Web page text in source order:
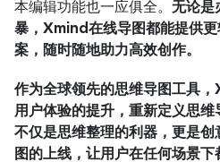
本编辑功能也一应俱全。 无论是
暴，Xmind在线导图都能提供
案，随时随地助力高效创作。
作为全球领先的思维导图工具
用户体验的提升，重新定义思
不仅是思维整理的利器，更是
图的上线，让用户在任何场景